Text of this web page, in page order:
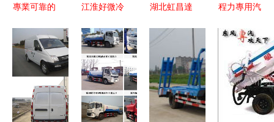
專業可靠的
江南五十鈴
小型四驅皮
卡防爆車民
爆車
江淮好微冷
運輸的得力
助手，盡在
專用汽車欄
目
湖北虹昌達
造，專業定
制，全方位
滿足專用汽
車需求
程力專用汽
二十六分公
司 專業汽
車零配件生
產，打造卓
越品質與服